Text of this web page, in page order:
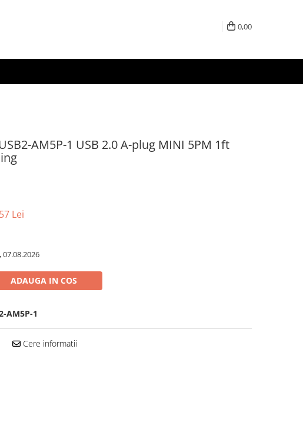
0,00
AM5P-1 USB 2.0 A-plug MINI 5PM 1ft
Lei
07.08.2026
ADAUGA IN COS
AM5P-1
Cere informatii